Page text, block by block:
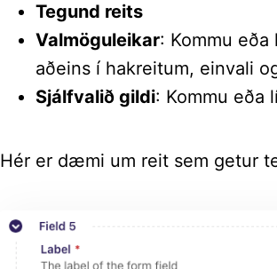
Tegund reits
Valmöguleikar: Kommu
aðeins í hakreitum, einvali
Sjálfvalið gildi: Kommu eða
Hér er dæmi um reit sem getur